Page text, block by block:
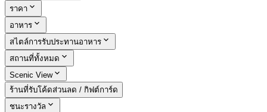
ราคา
อาหาร
สไตล์การรับประทานอาหาร
สถานที่ทั้งหมด
Scenic View
ร้านที่รับโค้ดส่วนลด / กิฟต์การ์ด
ชนะรางวัล